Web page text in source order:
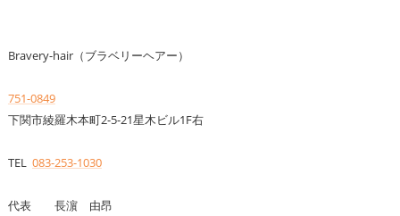
Bravery-hair（ブラベリーヘアー）
751-0849
下関市綾羅木本町2-5-21星木ビル1F右
TEL 083-253-1030
代表 長濵 由昂